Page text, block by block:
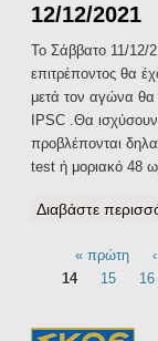
12/12/2021
Το Σάββατο 11/12/
επιτρέποντος θα
μετά τον αγώνα θα
IPSC .Θα
προβλέπονται
test ή μοριακό 48
Διαβάστε
Σελίδες
« πρώτη
14
15 16